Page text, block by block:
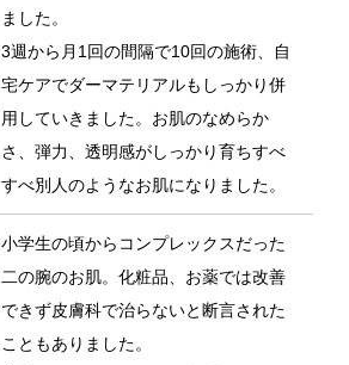
ました。
3週から月1回の間隔で10回の施術、自
宅ケアでダーマテリアルもしっかり併
用していきました。お肌のなめらか
さ、弾力、透明感がしっかり育ちすべ
すべ別人のようなお肌になりました。
小学生の頃からコンプレックスだった
二の腕のお肌。化粧品、お薬では改善
できず皮膚科で治らないと断言された
こともありました。